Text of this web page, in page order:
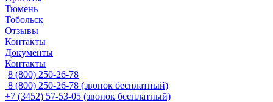
Тюмень
Тобольск
Отзывы
Контакты
Документы
Контакты
8 (800) 250-26-78
8 (800) 250-26-78 (звонок бесплатный)
+7 (3452) 57-53-05 (звонок бесплатный)